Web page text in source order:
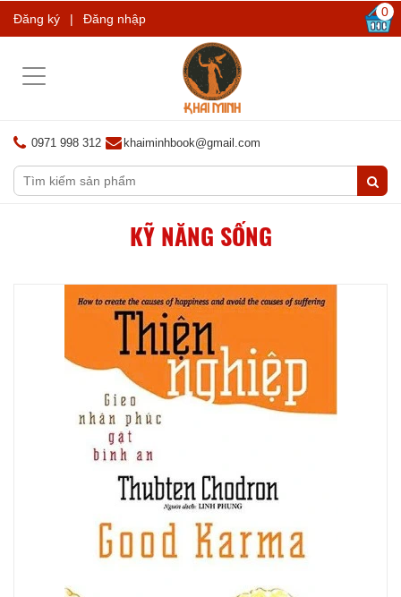
Đăng ký | Đăng nhập 0
Toggle
0971 998 312 khaiminhbook@gmail.com
KỸ NĂNG SỐNG